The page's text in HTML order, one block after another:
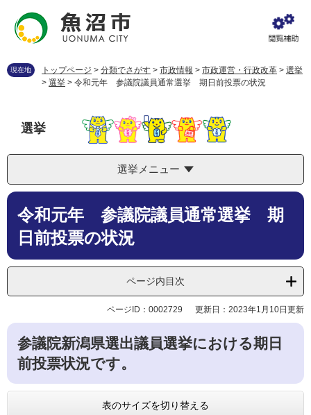
先
を
文
現在地 トップページ > 分類でさがす > 市政情報 > 市政運営・行政改革 > 選挙
> 選挙 > 令和元年 参議院議員通常選挙 期日前投票の状況
選挙
選挙メニュー
本
令和元年 参議院議員通常選挙 期
日前投票の状況
ページ内目次
ページID：0002729 更新日：2023年1月10日更新
参議院新潟県選出議員選挙における期日
前投票状況です。
表のサイズを切り替える